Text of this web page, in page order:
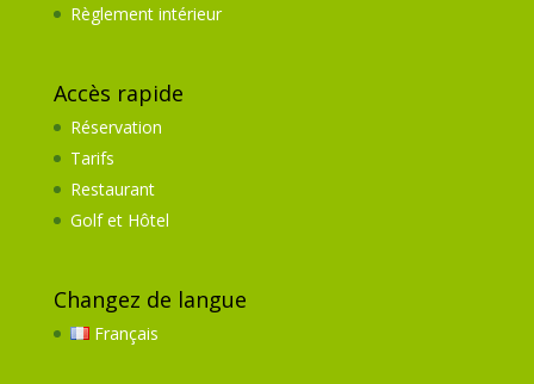
Règlement intérieur
Accès rapide
Réservation
Tarifs
Restaurant
Golf et Hôtel
Changez de langue
Français